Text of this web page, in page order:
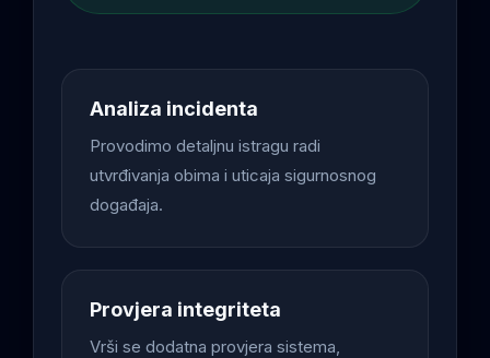
Analiza incidenta
Provodimo detaljnu istragu radi
utvrđivanja obima i uticaja sigurnosnog
događaja.
Provjera integriteta
Vrši se dodatna provjera sistema,